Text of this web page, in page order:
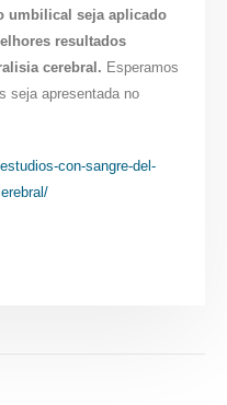
umbilical seja aplicado
resultados
cerebral. Esperamos
seja apresentada no
con-sangre-del-